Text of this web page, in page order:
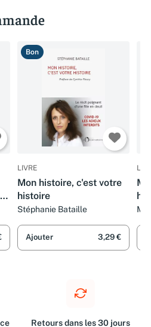
Bon
LIVRE
Mon histoire, c'est votre
histoire
Stéphanie Bataille
Ajouter 3,29 €
Retours dans les 30 jours